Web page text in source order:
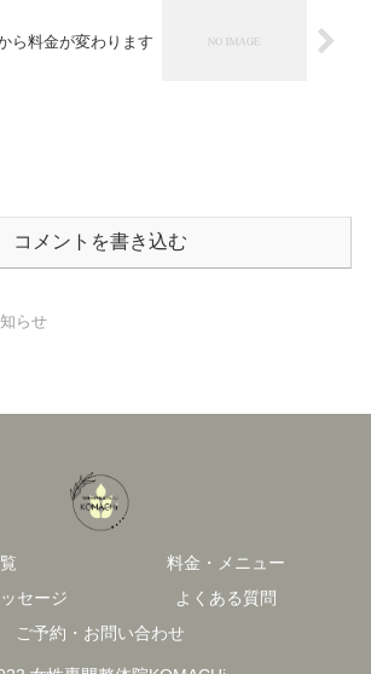
ら料金が変わります
コメントを書き込む
らせ
料金・メニュー
セージ
よくある質問
ご予約・お問い合わせ